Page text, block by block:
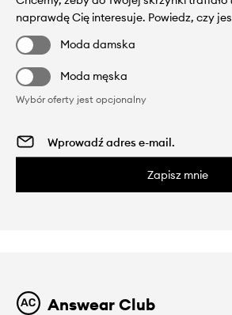
naprawdę Cię interesuje. Powiedz, czy
Moda damska
Moda męska
Wybór oferty jest opcjonalny
Zapisz mnie
Answear Club